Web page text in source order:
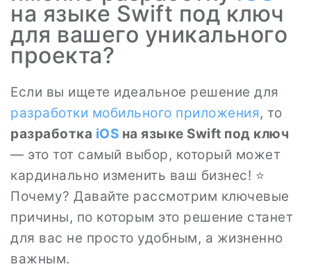
на языке Swift под ключ
для вашего уникального
проекта?
Если вы ищете идеальное решение для
разработки мобильного приложения, то
разработка iOS на языке Swift под ключ
— это тот самый выбор, который может
кардинально изменить ваш бизнес! ⭐
Почему? Давайте рассмотрим ключевые
причины, по которым это решение станет
для вас не просто удобным, а жизненно
важным.